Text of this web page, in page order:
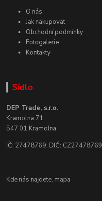
O nás
Jak nakupovat
Obchodní podmínky
Fotogalerie
Kontakty
Sídlo
DEP Trade, s.r.o.
Kramolna 71
547 01 Kramolna
IČ: 27478769, DIČ: CZ27478769
Kde nás najdete, mapa